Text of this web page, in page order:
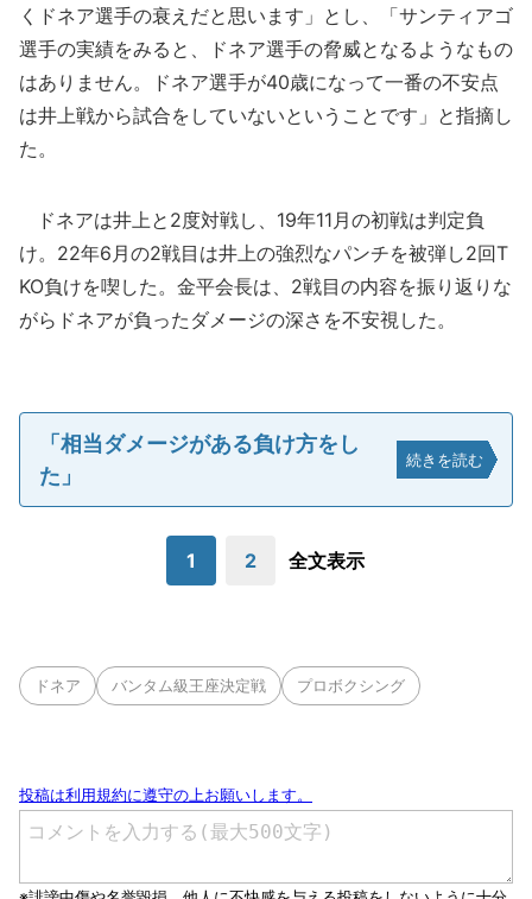
くドネア選手の衰えだと思います」とし、「サンティアゴ
選手の実績をみると、ドネア選手の脅威となるようなもの
はありません。ドネア選手が40歳になって一番の不安点
は井上戦から試合をしていないということです」と指摘し
た。
ドネアは井上と2度対戦し、19年11月の初戦は判定負
け。22年6月の2戦目は井上の強烈なパンチを被弾し2回T
KO負けを喫した。金平会長は、2戦目の内容を振り返りな
がらドネアが負ったダメージの深さを不安視した。
「相当ダメージがある負け方をし
た」
続きを読む
1 2 全文表示
ドネア バンタム級王座決定戦 プロボクシング